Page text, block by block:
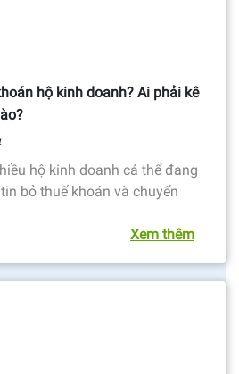
hộ kinh doanh? Ai phải kê
hộ kinh doanh cá thể đang
bỏ thuế khoán và chuyển
Xem thêm